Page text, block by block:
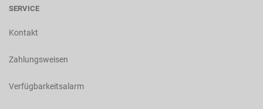
SERVICE
Kontakt
Zahlungsweisen
Verfügbarkeitsalarm